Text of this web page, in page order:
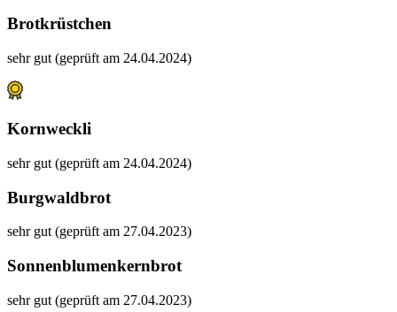
Brotkrüstchen
sehr gut (geprüft am 24.04.2024)
Kornweckli
sehr gut (geprüft am 24.04.2024)
Burgwaldbrot
sehr gut (geprüft am 27.04.2023)
Sonnenblumenkernbrot
sehr gut (geprüft am 27.04.2023)